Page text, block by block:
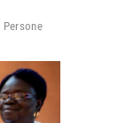
Persone